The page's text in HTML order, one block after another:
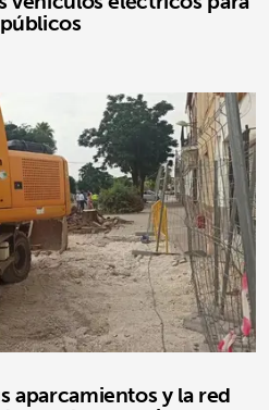
aparcamientos y la red